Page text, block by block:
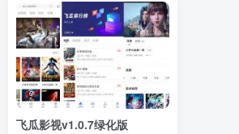
飞瓜影视v1.0.7绿化版